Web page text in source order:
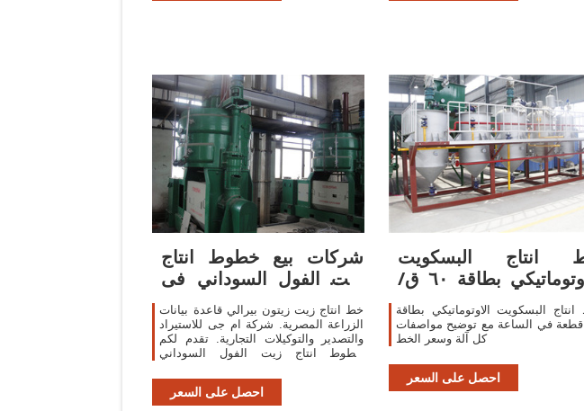
شركات بيع خطوط انتاج
زيت الفول السوداني فى
مصر
خط انتاج زيت زيتون بيرالي قاعدة بيانات
الزراعة المصرية. شركة ام جى للاستيراد
والتصدير والتوكيلات التجارية. تقدم لكم
خطوط انتاج زيت الفول السوداني
قطع
احصل على السعر
انتاج البسكويت
الاوتوماتيكي بطاقة ٦٠ ق/
س مشاريع صغيرة
البسكويت الاوتوماتيكي بطاقة
٦٠ قطعة في الساعة مع توضيح مواصفات
كل آلة وسعر الخط
احصل على السعر